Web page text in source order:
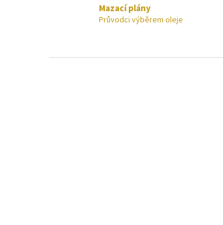
Mazací plány
Průvodci výběrem oleje